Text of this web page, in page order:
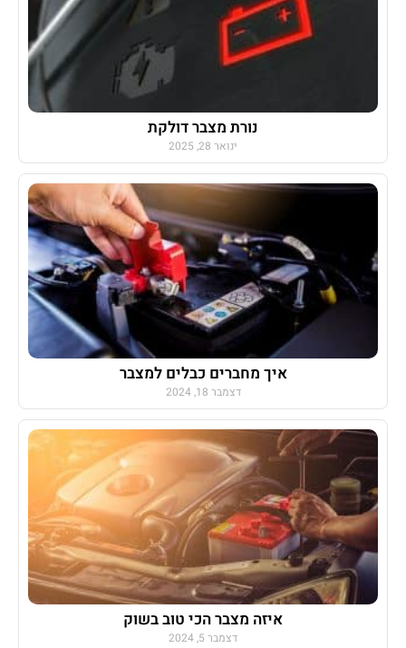
נורת מצבר דולקת
ינואר 28, 2025
איך מחברים כבלים למצבר
דצמבר 18, 2024
איזה מצבר הכי טוב בשוק
דצמבר 5, 2024